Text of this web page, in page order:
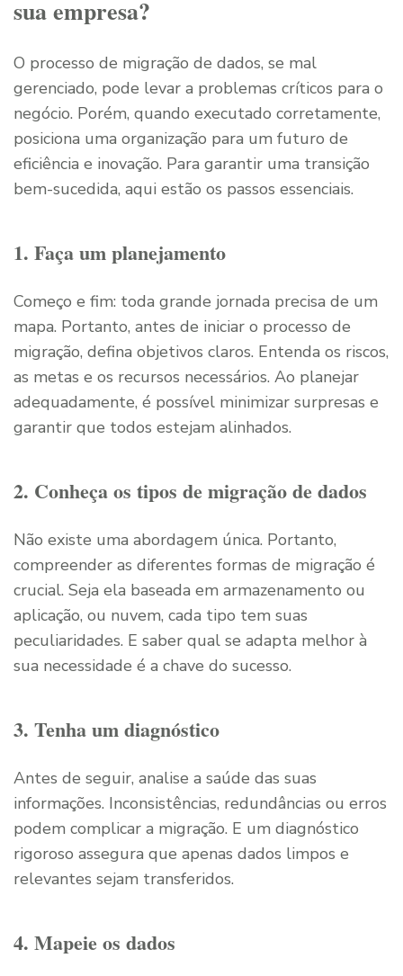
sua empresa?
O processo de migração de dados, se mal
gerenciado, pode levar a problemas críticos para o
negócio. Porém, quando executado corretamente,
posiciona uma organização para um futuro de
eficiência e inovação. Para garantir uma transição
bem-sucedida, aqui estão os passos essenciais.
1. Faça um planejamento
Começo e fim: toda grande jornada precisa de um
mapa. Portanto, antes de iniciar o processo de
migração, defina objetivos claros. Entenda os riscos,
as metas e os recursos necessários. Ao planejar
adequadamente, é possível minimizar surpresas e
garantir que todos estejam alinhados.
2. Conheça os tipos de migração de dados
Não existe uma abordagem única. Portanto,
compreender as diferentes formas de migração é
crucial. Seja ela baseada em armazenamento ou
aplicação, ou nuvem, cada tipo tem suas
peculiaridades. E saber qual se adapta melhor à
sua necessidade é a chave do sucesso.
3. Tenha um diagnóstico
Antes de seguir, analise a saúde das suas
informações. Inconsistências, redundâncias ou erros
podem complicar a migração. E um diagnóstico
rigoroso assegura que apenas dados limpos e
relevantes sejam transferidos.
4. Mapeie os dados